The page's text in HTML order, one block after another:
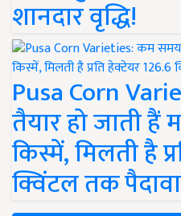
शानदार वृद्धि!
Pusa Corn
तैयार हो जाती हैं
किस्में, मिलती है
क्विंटल तक